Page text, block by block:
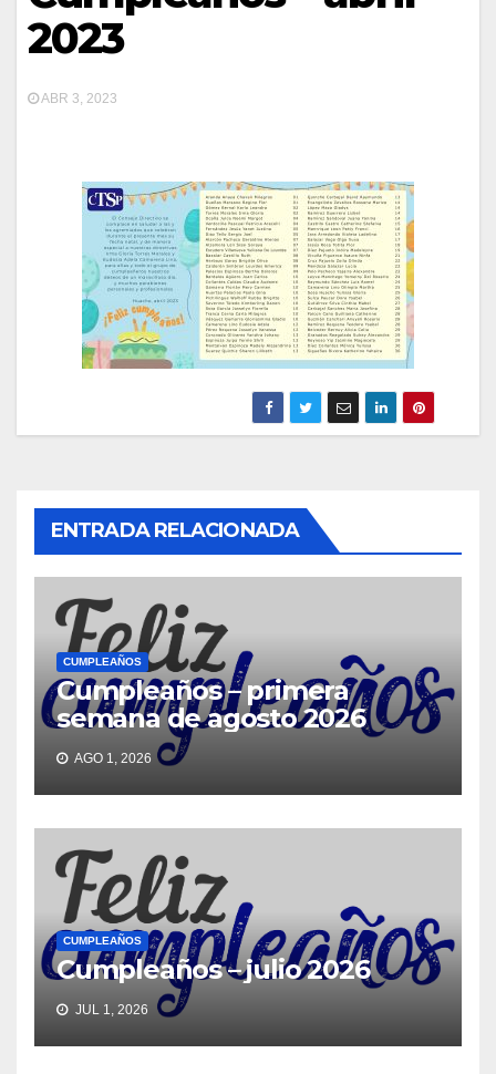
2023
ABR 3, 2023
ENTRADA RELACIONADA
CUMPLEAÑOS
Cumpleaños – primera
semana de agosto 2026
AGO 1, 2026
CUMPLEAÑOS
Cumpleaños – julio 2026
JUL 1, 2026